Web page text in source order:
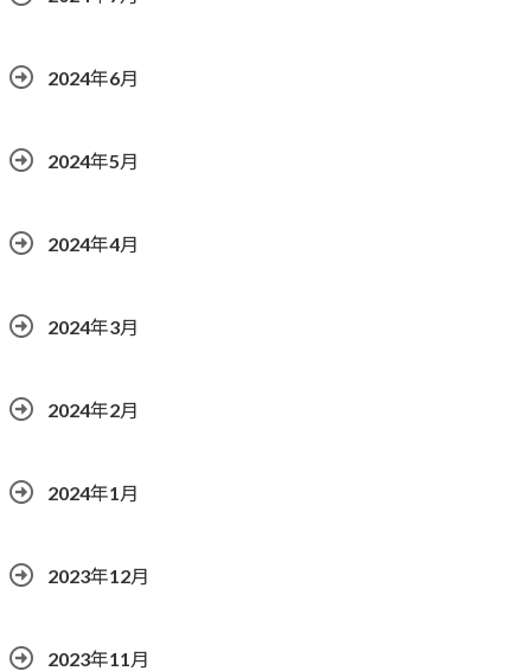
2024年6月
2024年5月
2024年4月
2024年3月
2024年2月
2024年1月
2023年12月
2023年11月